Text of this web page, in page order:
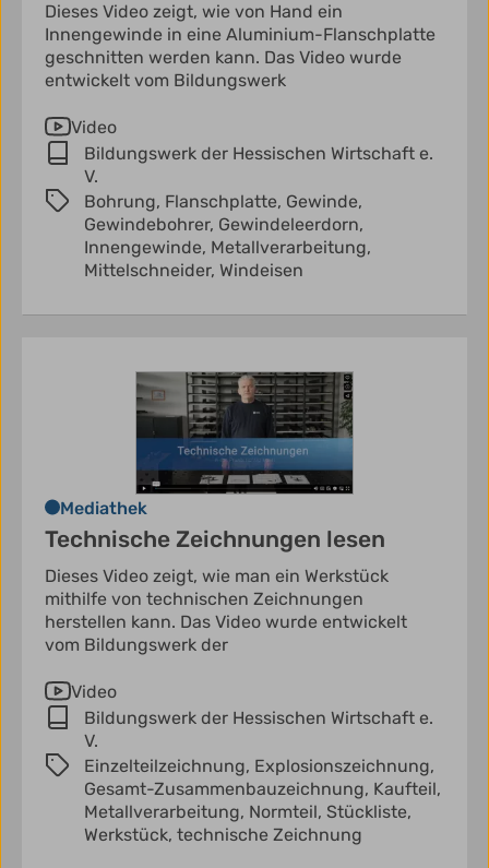
Dieses Video zeigt, wie von Hand ein
Innengewinde in eine Aluminium-Flanschplatte
geschnitten werden kann. Das Video wurde
entwickelt vom Bildungswerk
Video
Bildungswerk der Hessischen Wirtschaft e.
V.
Bohrung, Flanschplatte, Gewinde,
Gewindebohrer, Gewindeleerdorn,
Innengewinde, Metallverarbeitung,
Mittelschneider, Windeisen
Mediathek
Technische Zeichnungen lesen
Dieses Video zeigt, wie man ein Werkstück
mithilfe von technischen Zeichnungen
herstellen kann. Das Video wurde entwickelt
vom Bildungswerk der
Video
Bildungswerk der Hessischen Wirtschaft e.
V.
Einzelteilzeichnung, Explosionszeichnung,
Gesamt-Zusammenbauzeichnung, Kaufteil,
Metallverarbeitung, Normteil, Stückliste,
Werkstück, technische Zeichnung